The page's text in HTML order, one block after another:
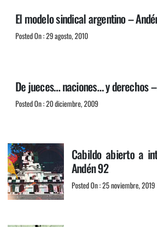
El modelo sindical argentino –
Posted On : 29 agosto, 2010
De jueces… naciones… y derechos
Posted On : 20 diciembre, 2009
Cabildo abierto a
Andén 92
Posted On : 25 noviembre, 2019